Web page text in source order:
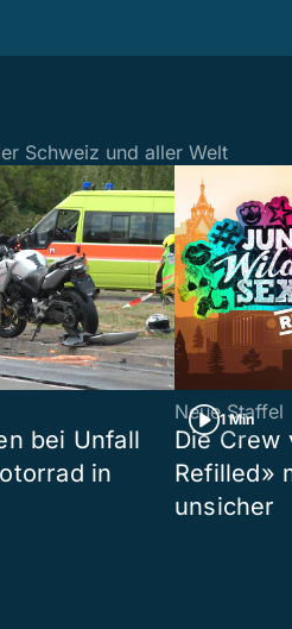
Schweiz und aller Welt
bei Unfall
in
1 Min
Neue Staffel
Die Crew
Refilled»
unsicher